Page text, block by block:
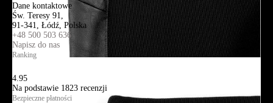
Dane kontaktowe
Św. Teresy 91,
91-341, Łódź, Polska
+48 500 503 636
Napisz do nas
Ranking
4.95
Na podstawie 1823 recenzji
Bezpieczne płatności